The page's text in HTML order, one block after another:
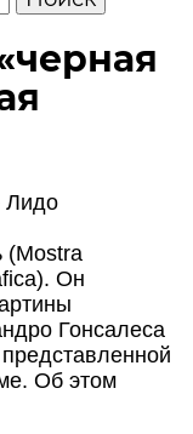
Лидо
(Mostra
. Он
Гонсалеса
Об этом